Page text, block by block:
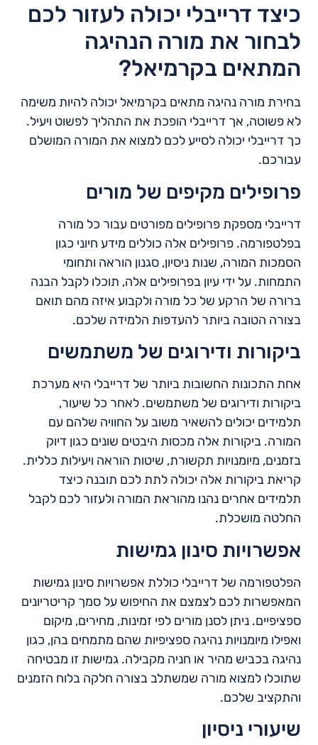
כיצד דרייבלי יכולה לעזור לכם
לבחור את מורה הנהיגה
המתאים בקרמיאל?
בחירת מורה נהיגה מתאים בקרמיאל יכולה להיות משימה
לא פשוטה, אך דרייבלי הופכת את התהליך לפשוט ויעיל.
כך דרייבלי יכולה לסייע לכם למצוא את המורה המושלם
עבורכם.
פרופילים מקיפים של מורים
דרייבלי מספקת פרופילים מפורטים עבור כל מורה
בפלטפורמה. פרופילים אלה כוללים מידע חיוני כגון
הסמכות המורה, שנות ניסיון, סגנון הוראה ותחומי
התמחות. על ידי עיון בפרופילים אלה, תוכלו לקבל הבנה
ברורה של הרקע של כל מורה ולקבוע איזה מהם תואם
בצורה הטובה ביותר להעדפות הלמידה שלכם.
ביקורות ודירוגים של משתמשים
אחת התכונות החשובות ביותר של דרייבלי היא מערכת
ביקורות ודירוגים של משתמשים. לאחר כל שיעור,
תלמידים יכולים להשאיר משוב על החוויה שלהם עם
המורה. ביקורות אלה מכסות היבטים שונים כגון דיוק
בזמנים, מיומנויות תקשורת, שיטות הוראה ויעילות כללית.
קריאת ביקורות אלה יכולה לתת לכם תובנה כיצד
תלמידים אחרים נהנו מהוראת המורה ולעזור לכם לקבל
החלטה מושכלת.
אפשרויות סינון גמישות
הפלטפורמה של דרייבלי כוללת אפשרויות סינון גמישות
המאפשרות לכם לצמצם את החיפוש על סמך קריטריונים
ספציפיים. ניתן לסנן מורים לפי זמינות, מחירים, מיקום
ואפילו מיומנויות נהיגה ספציפיות שהם מתמחים בהן, כגון
נהיגה בכביש מהיר או חניה מקבילה. גמישות זו מבטיחה
שתוכלו למצוא מורה שמשתלב בצורה חלקה בלוח הזמנים
והתקציב שלכם.
שיעורי ניסיון